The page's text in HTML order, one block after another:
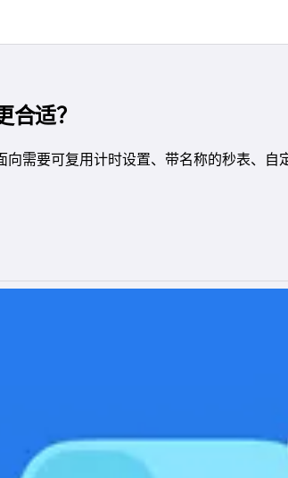
适？
需要可复用计时设置、带名称的秒表、